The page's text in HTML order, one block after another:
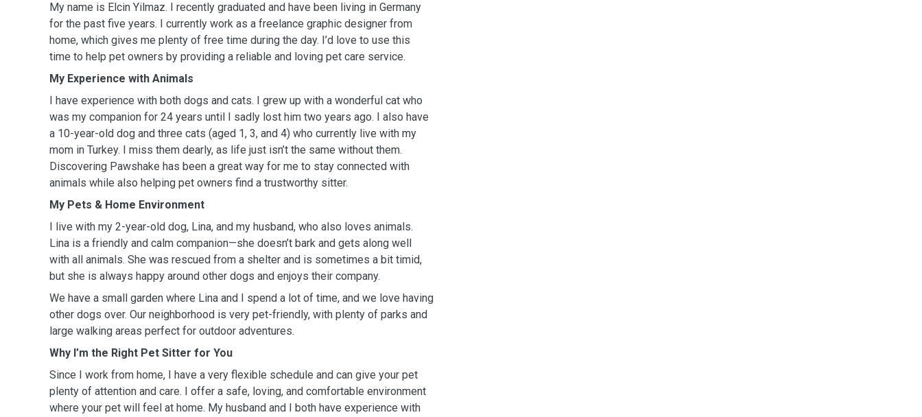
My name is Elcin Yilmaz. I recently graduated and have been living in Germany
for the past five years. I currently work as a freelance graphic designer from
home, which gives me plenty of free time during the day. I’d love to use this
time to help pet owners by providing a reliable and loving pet care service.
My Experience with Animals
I have experience with both dogs and cats. I grew up with a wonderful cat who
was my companion for 24 years until I sadly lost him two years ago. I also have
a 10-year-old dog and three cats (aged 1, 3, and 4) who currently live with my
mom in Turkey. I miss them dearly, as life just isn’t the same without them.
Discovering Pawshake has been a great way for me to stay connected with
animals while also helping pet owners find a trustworthy sitter.
My Pets & Home Environment
I live with my 2-year-old dog, Lina, and my husband, who also loves animals.
Lina is a friendly and calm companion—she doesn’t bark and gets along well
with all animals. She was rescued from a shelter and is sometimes a bit timid,
but she is always happy around other dogs and enjoys their company.
We have a small garden where Lina and I spend a lot of time, and we love having
other dogs over. Our neighborhood is very pet-friendly, with plenty of parks and
large walking areas perfect for outdoor adventures.
Why I’m the Right Pet Sitter for You
Since I work from home, I have a very flexible schedule and can give your pet
plenty of attention and care. I offer a safe, loving, and comfortable environment
where your pet will feel at home. My husband and I both have experience with